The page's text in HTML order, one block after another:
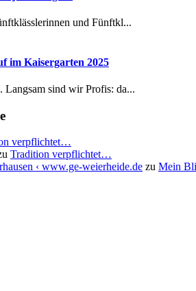
und Fünftkl...
im Kaisergarten 2025
sind wir Profis: da...
verpflichtet…
Tradition verpflichtet…
‹ www.ge-weierheide.de zu Mein